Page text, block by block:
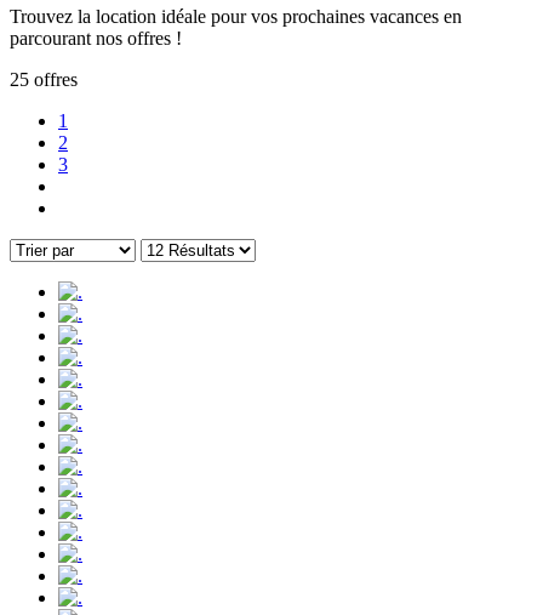
Trouvez la location idéale pour vos prochaines vacances en
parcourant nos offres !
25 offres
1
2
3